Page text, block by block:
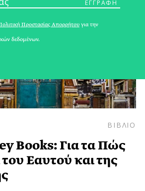
ΒΙΒΛΙΟ
Books: Για τα Πώς
του Εαυτού και της
Προστασίας Απορρήτου για την
δεδομένων.